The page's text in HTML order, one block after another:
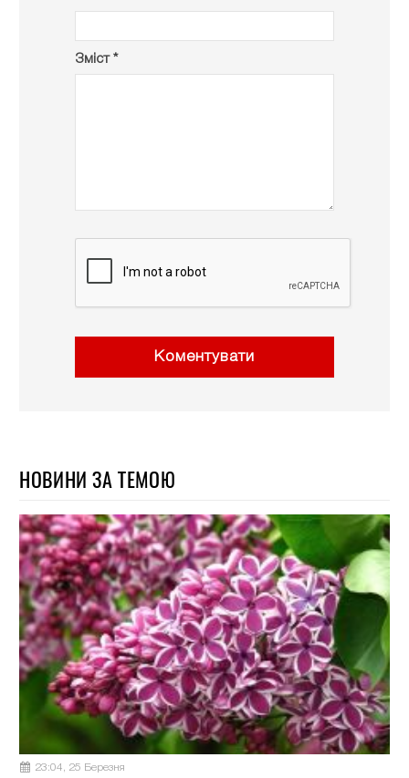
Зміст *
Коментувати
НОВИНИ ЗА ТЕМОЮ
23:04, 25 Березня